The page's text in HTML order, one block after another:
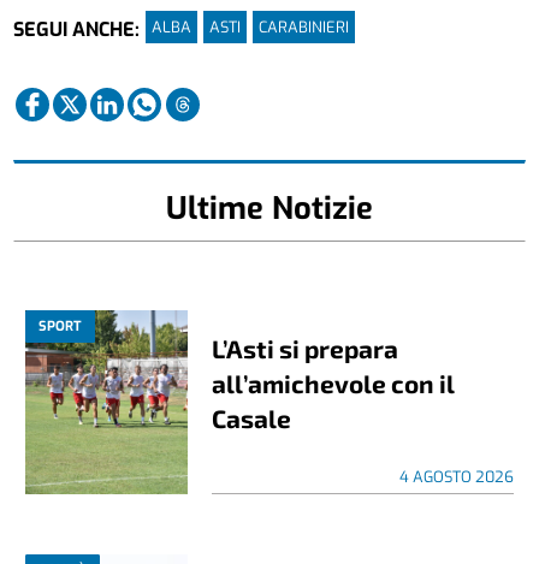
SEGUI ANCHE:
ALBA ASTI CARABINIERI
Ultime Notizie
SPORT
L’Asti si prepara
all’amichevole con il
Casale
4 AGOSTO 2026